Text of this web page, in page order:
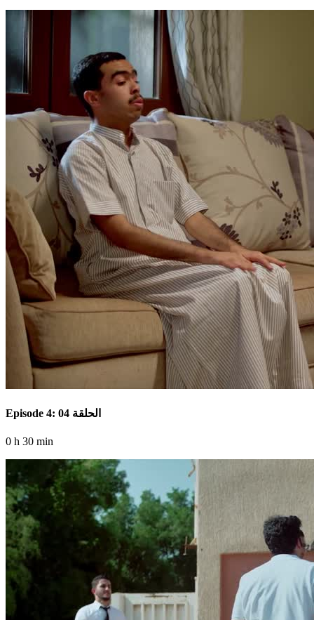
Episode 4: الحلقة 04
0 h 30 min